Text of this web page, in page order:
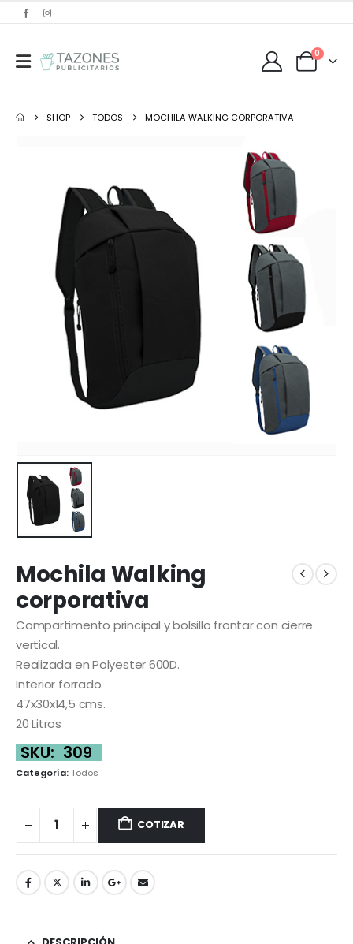
0
SHOP TODOS MOCHILA WALKING CORPORATIVA
Mochila Walking
corporativa
Compartimento principal y bolsillo frontar con cierre
vertical.
Realizada en Polyester 600D.
Interior forrado.
47x30x14,5 cms.
20 Litros
SKU: 309
Categoría:Todos
COTIZAR